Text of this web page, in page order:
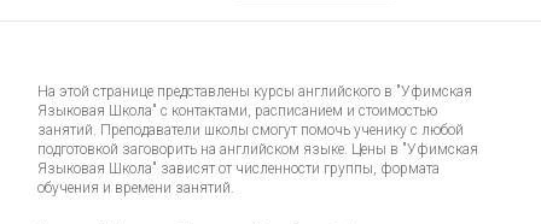
На этой странице представлены курсы английского в "Уфимская
Языковая Школа" с контактами, расписанием и стоимостью
занятий. Преподаватели школы смогут помочь ученику с любой
подготовкой заговорить на английском языке. Цены в "Уфимская
Языковая Школа" зависят от численности группы, формата
обучения и времени занятий.